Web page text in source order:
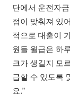
단에서 운전자
점이 맞춰져 있
적으로 대출이
원들 월급은 하
크가 생길지 모
급할 수 있도록
요.”